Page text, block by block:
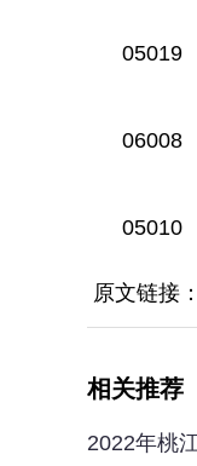
05019
06008
05010
原文链接：
相关推荐
2022年桃